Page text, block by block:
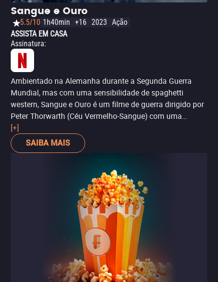
Sangue e Ouro
5.5/10 1h40min +16 2023 Ação
ASSISTA EM CASA
Assinatura:
Ambientado na Alemanha durante a Segunda Guerra
Mundial, mas com uma sensibilidade de spaghetti
western, Sangue e Ouro é um filme de guerra dirigido por
Peter Thorwarth (Céu Vermelho-Sangue) com uma
evidente sensibilidade tarantinesca. A trama segue um
desertor alemão que se envolve junto com uma jovem
judia em uma batalha contra os nazistas, que estão em
exagerada e sangue nazista jorrando por toda parte o
tornam comparável a Bastardos Inglórios e, mesmo que
não atinja os mesmos níveis, é um substituto divertido.
[+]
SAIBA MAIS